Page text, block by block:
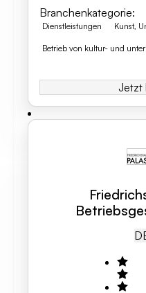
Branchenkategorie:
Dienstleistungen Kunst,
Betrieb von kultur- und
Jetzt